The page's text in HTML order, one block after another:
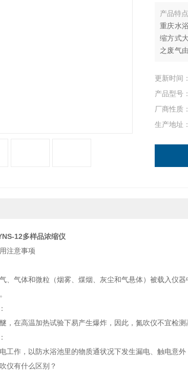
产品特点
重庆水
缩方式
之废气
实验室
更新时间：
产品型号：
厂商性质：
生产地址：
12多样品浓缩仪
注意事项
、气体和微粒（烟雾、煤烟、灰尘和气悬体）被载入仪
，在高温加热试验下易产生爆炸，因此，氮吹仪不宜检测
工作，以防水浴池里的物质通状况下发生漏电、触电意外
仪有什么区别？